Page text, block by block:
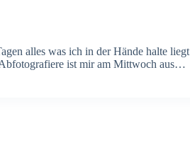
alles was ich in der Hände halte liegt
ist mir am Mittwoch aus…